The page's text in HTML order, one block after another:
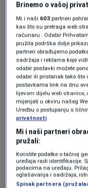
Škotska ne
četvrtfinale i s
strani, Portugal
je osigurao
mjesta.
Portugalski portal
reportažu iz
de Mirandu
Hajduku:
“Split je grad koji
Brinemo o vašoj
Mi i naši 603 partneri
kao što su pretraga web
računaru . Odabir
pružila podrška dolje
partneri obrađujemo
sadržaja i reklama koje
odabir postavki možete
odabir ili pristanak tako što
postavkama link na dnu
lijevom dijelu web stranice,
mijenjati u okviru našeg
Uredbu o postupanju s
privatnosti
Mi i naši partneri
pružali:
Koristite podatke o tačnoj
uređaja radi identifikacije.
podacima na uređaju.
oglašavanja i sadržaja,
Spisak partnera